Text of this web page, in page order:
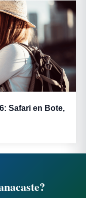
Safari en Bote,